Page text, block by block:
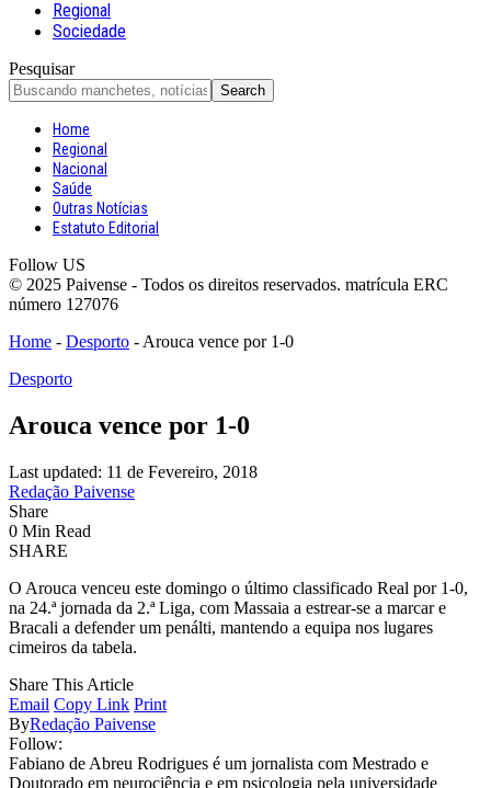
Regional
Sociedade
Pesquisar
Home
Regional
Nacional
Saúde
Outras Notícias
Estatuto Editorial
Follow US
© 2025 Paivense - Todos os direitos reservados. matrícula ERC
número 127076
Home - Desporto - Arouca vence por 1-0
Desporto
Arouca vence por 1-0
Last updated: 11 de Fevereiro, 2018
Redação Paivense
Share
0 Min Read
SHARE
O Arouca venceu este domingo o último classificado Real por 1-0,
na 24.ª jornada da 2.ª Liga, com Massaia a estrear-se a marcar e
Bracali a defender um penálti, mantendo a equipa nos lugares
cimeiros da tabela.
Share This Article
Email Copy Link Print
ByRedação Paivense
Follow:
Fabiano de Abreu Rodrigues é um jornalista com Mestrado e
Doutorado em neurociência e em psicologia pela universidade